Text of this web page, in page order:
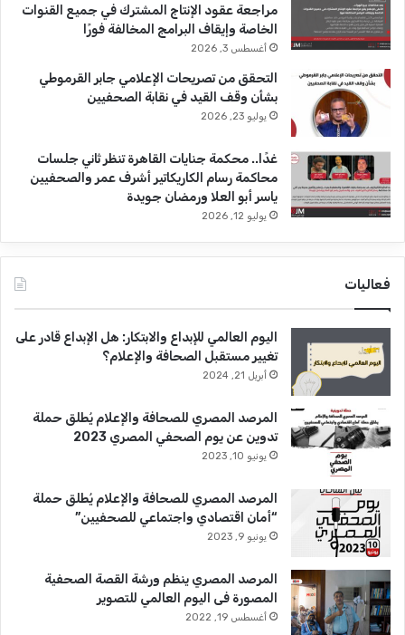
مراجعة عقود الإنتاج المشترك في جميع القنوات
الخاصة وإيقاف البرامج المخالفة فورًا
أغسطس 3, 2026
التحقق من تصريحات الإعلامي جابر القرموطي
بشأن وقف القيد في نقابة الصحفيين
يوليو 23, 2026
غدًا.. محكمة جنايات القاهرة تنظر ثاني جلسات
محاكمة رسام الكاريكاتير أشرف عمر والصحفيين
ياسر أبو العلا ورمضان جويدة
يوليو 12, 2026
فعاليات
اليوم العالمي للإبداع والابتكار: هل الإبداع قادر على
تغيير مستقبل الصحافة والإعلام؟
أبريل 21, 2024
المرصد المصري للصحافة والإعلام يُطلق حملة
تدوين عن يوم الصحفي المصري 2023
يونيو 10, 2023
المرصد المصري للصحافة والإعلام يُطلق حملة
“أمان اقتصادي واجتماعي للصحفيين”
يونيو 9, 2023
المرصد المصري ينظم ورشة القصة الصحفية
المصورة فى اليوم العالمي للتصوير
أغسطس 19, 2022